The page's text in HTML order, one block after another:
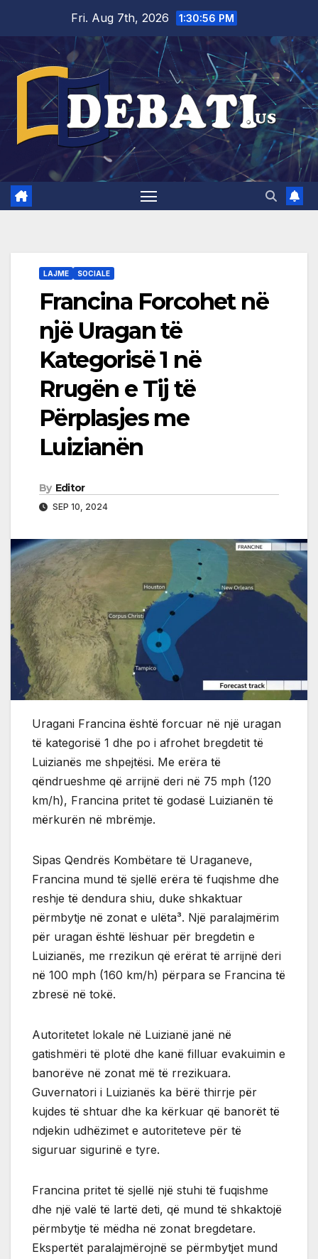
content
Fri. Aug 7th, 2026 1:30:56 PM
LAJME SOCIALE
Francina Forcohet në
një Uragan të
Kategorisë 1 në
Rrugën e Tij të
Përplasjes me
Luizianën
By Editor
SEP 10, 2024
Uragani Francina është forcuar në një uragan
të kategorisë 1 dhe po i afrohet bregdetit të
Luizianës me shpejtësi. Me erëra të
qëndrueshme që arrijnë deri në 75 mph (120
km/h), Francina pritet të godasë Luizianën të
mërkurën në mbrëmje.
Sipas Qendrës Kombëtare të Uraganeve,
Francina mund të sjellë erëra të fuqishme dhe
reshje të dendura shiu, duke shkaktuar
përmbytje në zonat e ulëta³. Një paralajmërim
për uragan është lëshuar për bregdetin e
Luizianës, me rrezikun që erërat të arrijnë deri
në 100 mph (160 km/h) përpara se Francina të
zbresë në tokë.
Autoritetet lokale në Luizianë janë në
gatishmëri të plotë dhe kanë filluar evakuimin e
banorëve në zonat më të rrezikuara.
Guvernatori i Luizianës ka bërë thirrje për
kujdes të shtuar dhe ka kërkuar që banorët të
ndjekin udhëzimet e autoriteteve për të
siguruar sigurinë e tyre.
Francina pritet të sjellë një stuhi të fuqishme
dhe një valë të lartë deti, që mund të shkaktojë
përmbytje të mëdha në zonat bregdetare.
Ekspertët paralajmërojnë se përmbytjet mund